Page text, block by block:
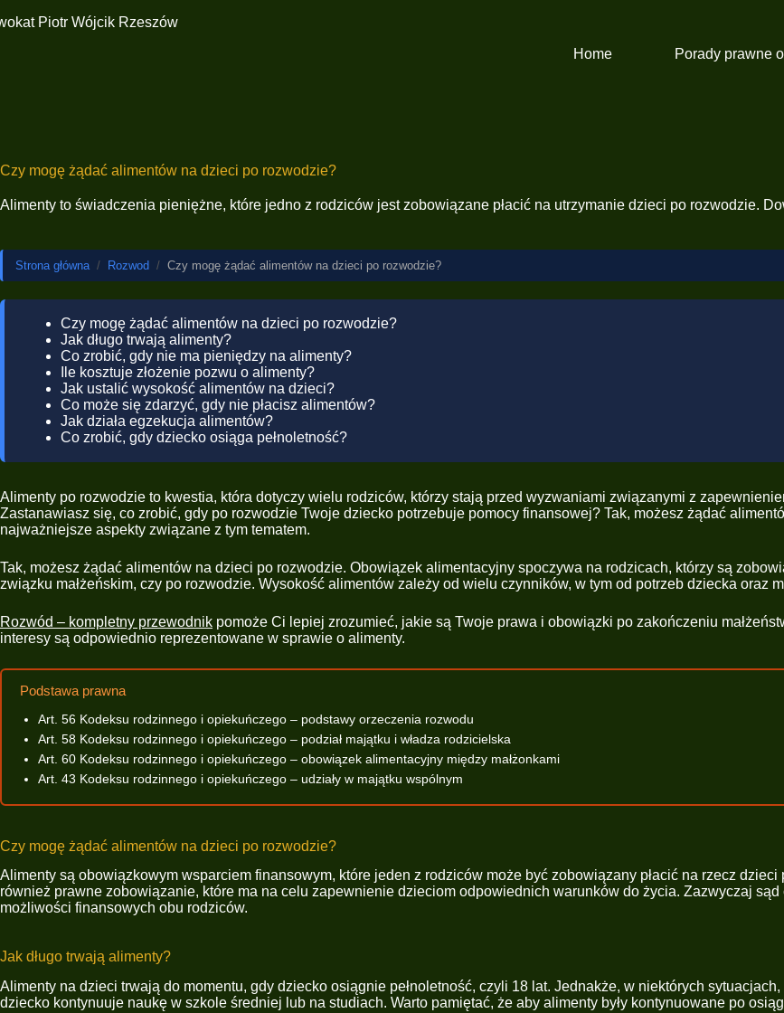
Home Porady prawne
Czy mogę żądać alimentów na dzieci po rozwodzie?
Alimenty to świadczenia pieniężne, które jedno z rodziców jest zobowiązane płacić na utrzymanie dzieci po rozwodzie.
Strona główna / Rozwod / Czy mogę żądać alimentów na dzieci po rozwodzie?
Czy mogę żądać alimentów na dzieci po rozwodzie?
Jak długo trwają alimenty?
Co zrobić, gdy nie ma pieniędzy na alimenty?
Ile kosztuje złożenie pozwu o alimenty?
Jak ustalić wysokość alimentów na dzieci?
Co może się zdarzyć, gdy nie płacisz alimentów?
Jak działa egzekucja alimentów?
Co zrobić, gdy dziecko osiąga pełnoletność?
Alimenty po rozwodzie to kwestia, która dotyczy wielu rodziców, którzy stają przed wyzwaniami związanymi z
Zastanawiasz się, co zrobić, gdy po rozwodzie Twoje dziecko potrzebuje pomocy finansowej? Tak, możesz żądać
najważniejsze aspekty związane z tym tematem.
Tak, możesz żądać alimentów na dzieci po rozwodzie. Obowiązek alimentacyjny spoczywa na rodzicach, którzy są
związku małżeńskim, czy po rozwodzie. Wysokość alimentów zależy od wielu czynników, w tym od potrzeb dziecka oraz
Rozwód – kompletny przewodnik pomoże Ci lepiej zrozumieć, jakie są Twoje prawa i obowiązki po zakończeniu
interesy są odpowiednio reprezentowane w sprawie o alimenty.
Podstawa prawna
Art. 56 Kodeksu rodzinnego i opiekuńczego – podstawy orzeczenia rozwodu
Art. 58 Kodeksu rodzinnego i opiekuńczego – podział majątku i władza rodzicielska
Art. 60 Kodeksu rodzinnego i opiekuńczego – obowiązek alimentacyjny między małżonkami
Art. 43 Kodeksu rodzinnego i opiekuńczego – udziały w majątku wspólnym
Czy mogę żądać alimentów na dzieci po rozwodzie?
Alimenty są obowiązkowym wsparciem finansowym, które jeden z rodziców może być zobowiązany płacić na rzecz
również prawne zobowiązanie, które ma na celu zapewnienie dzieciom odpowiednich warunków do życia. Zazwyczaj
możliwości finansowych obu rodziców.
Jak długo trwają alimenty?
Alimenty na dzieci trwają do momentu, gdy dziecko osiągnie pełnoletność, czyli 18 lat. Jednakże, w niektórych
dziecko kontynuuje naukę w szkole średniej lub na studiach. Warto pamiętać, że aby alimenty były kontynuowane po